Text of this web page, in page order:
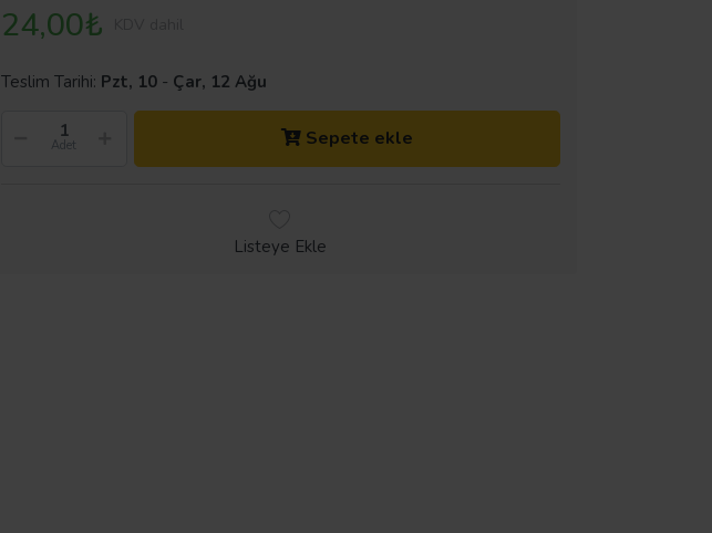
24,00₺
Teslim Tarihi: Pzt, 10 - Çar, 12 Ağu
Adet Sepete ekle
Listeye Ekle